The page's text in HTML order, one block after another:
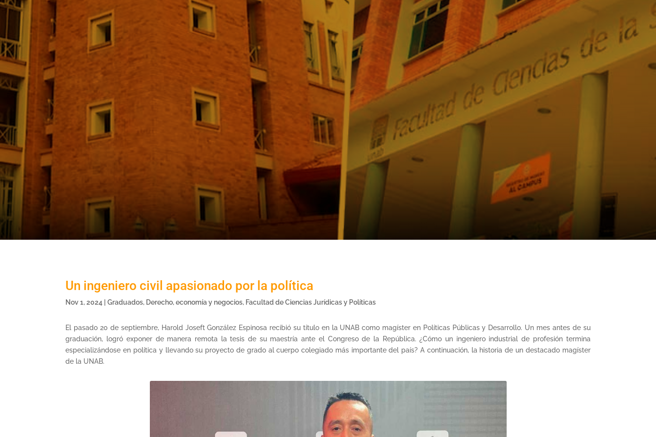
Un ingeniero civil apasionado por la política
Nov 1, 2024 |Graduados, Derecho, economía y negocios, Facultad de Ciencias Jurídicas y Políticas
El pasado 20 de septiembre, Harold Joseft González Espinosa recibió su título en la UNAB como magíster en Políticas Públicas y Desarrollo. Un mes antes de su
graduación, logró exponer de manera remota la tesis de su maestría ante el Congreso de la República. ¿Cómo un ingeniero industrial de profesión termina
especializándose en política y llevando su proyecto de grado al cuerpo colegiado más importante del país? A continuación, la historia de un destacado magíster
de la UNAB.